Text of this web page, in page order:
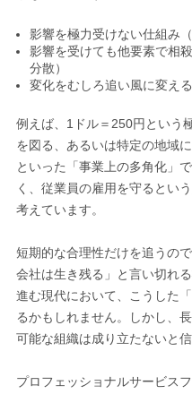
影響を極力受けない仕組み
影響を受けても他要素で相
分散）
変化をむしろ追い風に変え
例えば、1ドル＝250円という
を図る、あるいは特定の地域
といった「事業上の多角化」
く、従業員の雇用を守るとい
考えています。
短期的な合理性だけを追うの
会社は生き残る」と言い切れ
進む現代において、こうした
るかもしれません。しかし、
可能な組織は成り立たないと信
プロフェッショナルサービス